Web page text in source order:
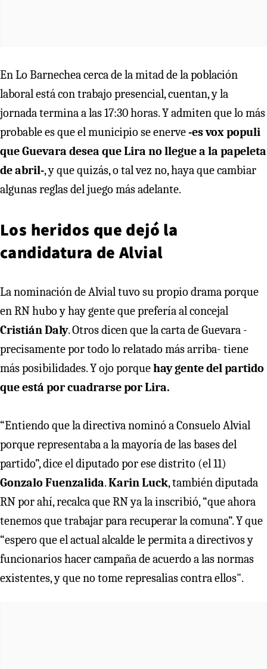
En Lo Barnechea cerca de la mitad de la población
laboral está con trabajo presencial, cuentan, y la
jornada termina a las 17:30 horas. Y admiten que lo más
probable es que el municipio se enerve-es vox populi
que Guevara desea que Lira no llegue a la papeleta
de abril-, y que quizás, o tal vez no, haya que cambiar
algunas reglas del juego más adelante.
Los heridos que dejó la
candidatura de Alvial
La nominación de Alvial tuvo su propio drama porque
en RN hubo y hay gente que prefería al concejal
Cristián Daly. Otros dicen que la carta de Guevara -
precisamente por todo lo relatado más arriba- tiene
más posibilidades. Y ojo porquehay gente del partido
que está por cuadrarse por Lira.
“Entiendo que la directiva nominó a Consuelo Alvial
porque representaba a la mayoría de las bases del
partido”, dice el diputado por ese distrito (el 11)
Gonzalo Fuenzalida.Karin Luck, también diputada
RN por ahí, recalca que RN ya la inscribió, “que ahora
tenemos que trabajar para recuperar la comuna”. Y que
“espero que el actual alcalde le permita a directivos y
funcionarios hacer campaña de acuerdo a las normas
existentes, y que no tome represalias contra ellos".